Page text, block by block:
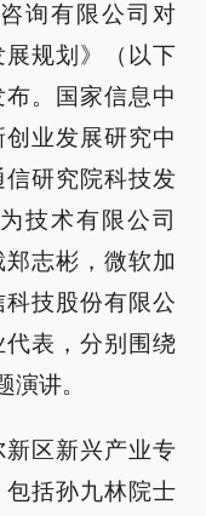
询有限公司对
展规划》（以下
。国家信息中
业发展研究中
研究院科技发
技术有限公司
志彬，微软加
技股份有限公
表，分别围绕
讲。
区新兴产业专
括孙九林院士